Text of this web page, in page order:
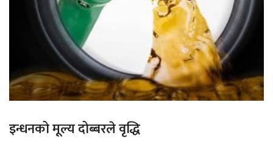
इन्धनको मूल्य दोब्बरले वृद्धि